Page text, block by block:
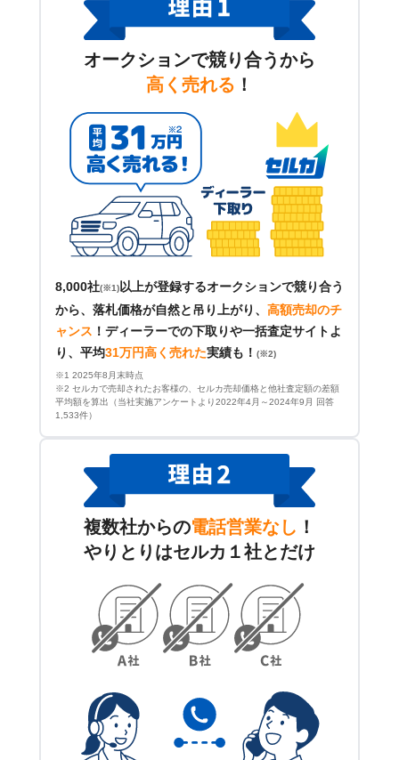
オークションで競り合うから
高く売れる ！
8,000社(※1)以上が登録するオークションで競り合う
から、落札価格が自然と吊り上がり、 高額売却のチ
ャンス ！ ディーラーでの下取りや一括査定サイトよ
り、平均31万円高く売れた実績も！ (※2)
※1 2025年8月末時点
※2 セルカで売却されたお客様の、セルカ売却価格と他社査定額の差額
平均額を算出（当社実施アンケートより2022年4月～2024年9月 回答
1,533件）
複数社からの電話営業なし ！
やりとりはセルカ１社とだけ